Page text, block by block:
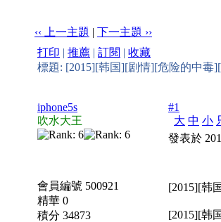
‹‹ 上一主題 | 下一主題 ››
打印 | 推薦 | 訂閱 | 收藏
標題: [2015][韩国][剧情][危险的中毒
iphone5s
吹水大王
會員編號 500921
精華 0
積分 34873
#1
大 中 小
發表於
[2015][韩
[2015][韩